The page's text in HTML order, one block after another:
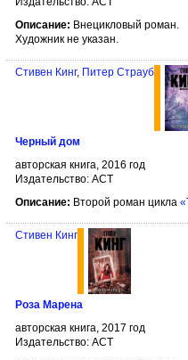
Описание: Внецикловый роман.
Художник не указан.
Стивен Кинг, Питер Страуб
Черный дом
авторская книга, 2016 год
Издательство: АСТ
Описание: Второй роман цикла
Стивен Кинг
Роза Марена
авторская книга, 2017 год
Издательство: АСТ